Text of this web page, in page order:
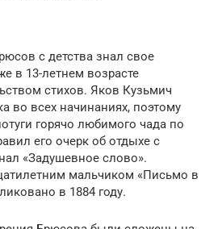
с детства знал свое
в 13-летнем возрасте
стихов. Яков Кузьмич
во всех начинаниях, поэтому
горячо любимого чада по
его очерк об отдыхе с
«Задушевное слово».
мальчиком «Письмо в
в 1884 году.